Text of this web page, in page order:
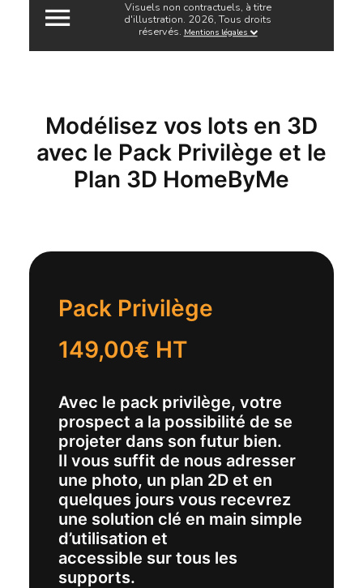
Modélisez vos lots en 3D
avec le Pack Privilège et le
Plan 3D HomeByMe
Pack Privilège
149,00€ HT
Avec le pack privilège, votre
prospect a la possibilité de se
projeter dans son futur bien.
Il vous suffit de nous adresser
une photo, un plan 2D et en
quelques jours vous recevrez
une solution clé en main simple
d’utilisation et
accessible sur tous les
supports.